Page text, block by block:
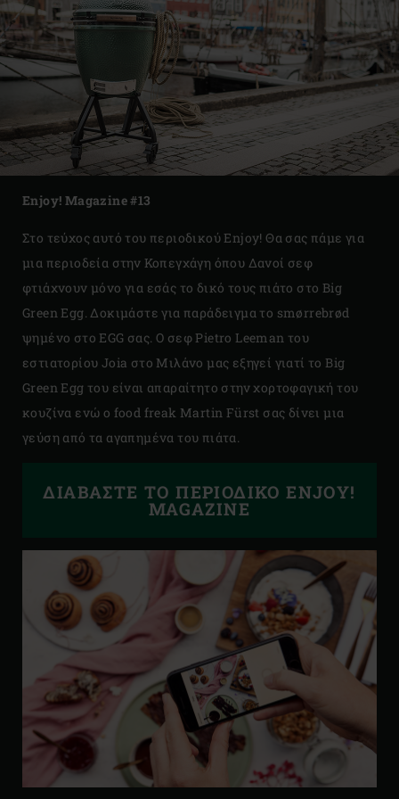
Enjoy! Magazine #13
Στο τεύχος αυτό του περιοδικού Enjoy! Θα σας πάμε για
μια περιοδεία στην Κοπεγχάγη όπου Δανοί σεφ
φτιάχνουν μόνο για εσάς το δικό τους πιάτο στο Big
Green Egg. Δοκιμάστε για παράδειγμα το smørrebrød
ψημένο στο EGG σας. Ο σεφ Pietro Leeman του
εστιατορίου Joia στο Μιλάνο μας εξηγεί γιατί το Big
Green Egg του είναι απαραίτητο στην χορτοφαγική του
κουζίνα ενώ ο food freak Martin Fürst σας δίνει μια
γεύση από τα αγαπημένα του πιάτα.
ΔΙΑΒΆΣΤΕ ΤΟ ΠΕΡΙΟΔΙΚΌ ENJOY!
MAGAZINE